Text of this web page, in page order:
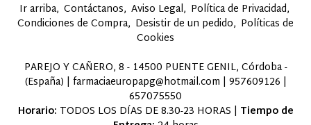
Ir arriba Contáctanos Aviso Legal Política de Privacidad
Condiciones de Compra Desistir de un pedido Políticas de
Cookies
PAREJO Y CAÑERO, 8 - 14500 PUENTE GENIL, Córdoba -
(España) | farmaciaeuropapg@hotmail.com | 957609126 |
657075550
Horario: TODOS LOS DÍAS DE 8.30-23 HORAS | Tiempo de